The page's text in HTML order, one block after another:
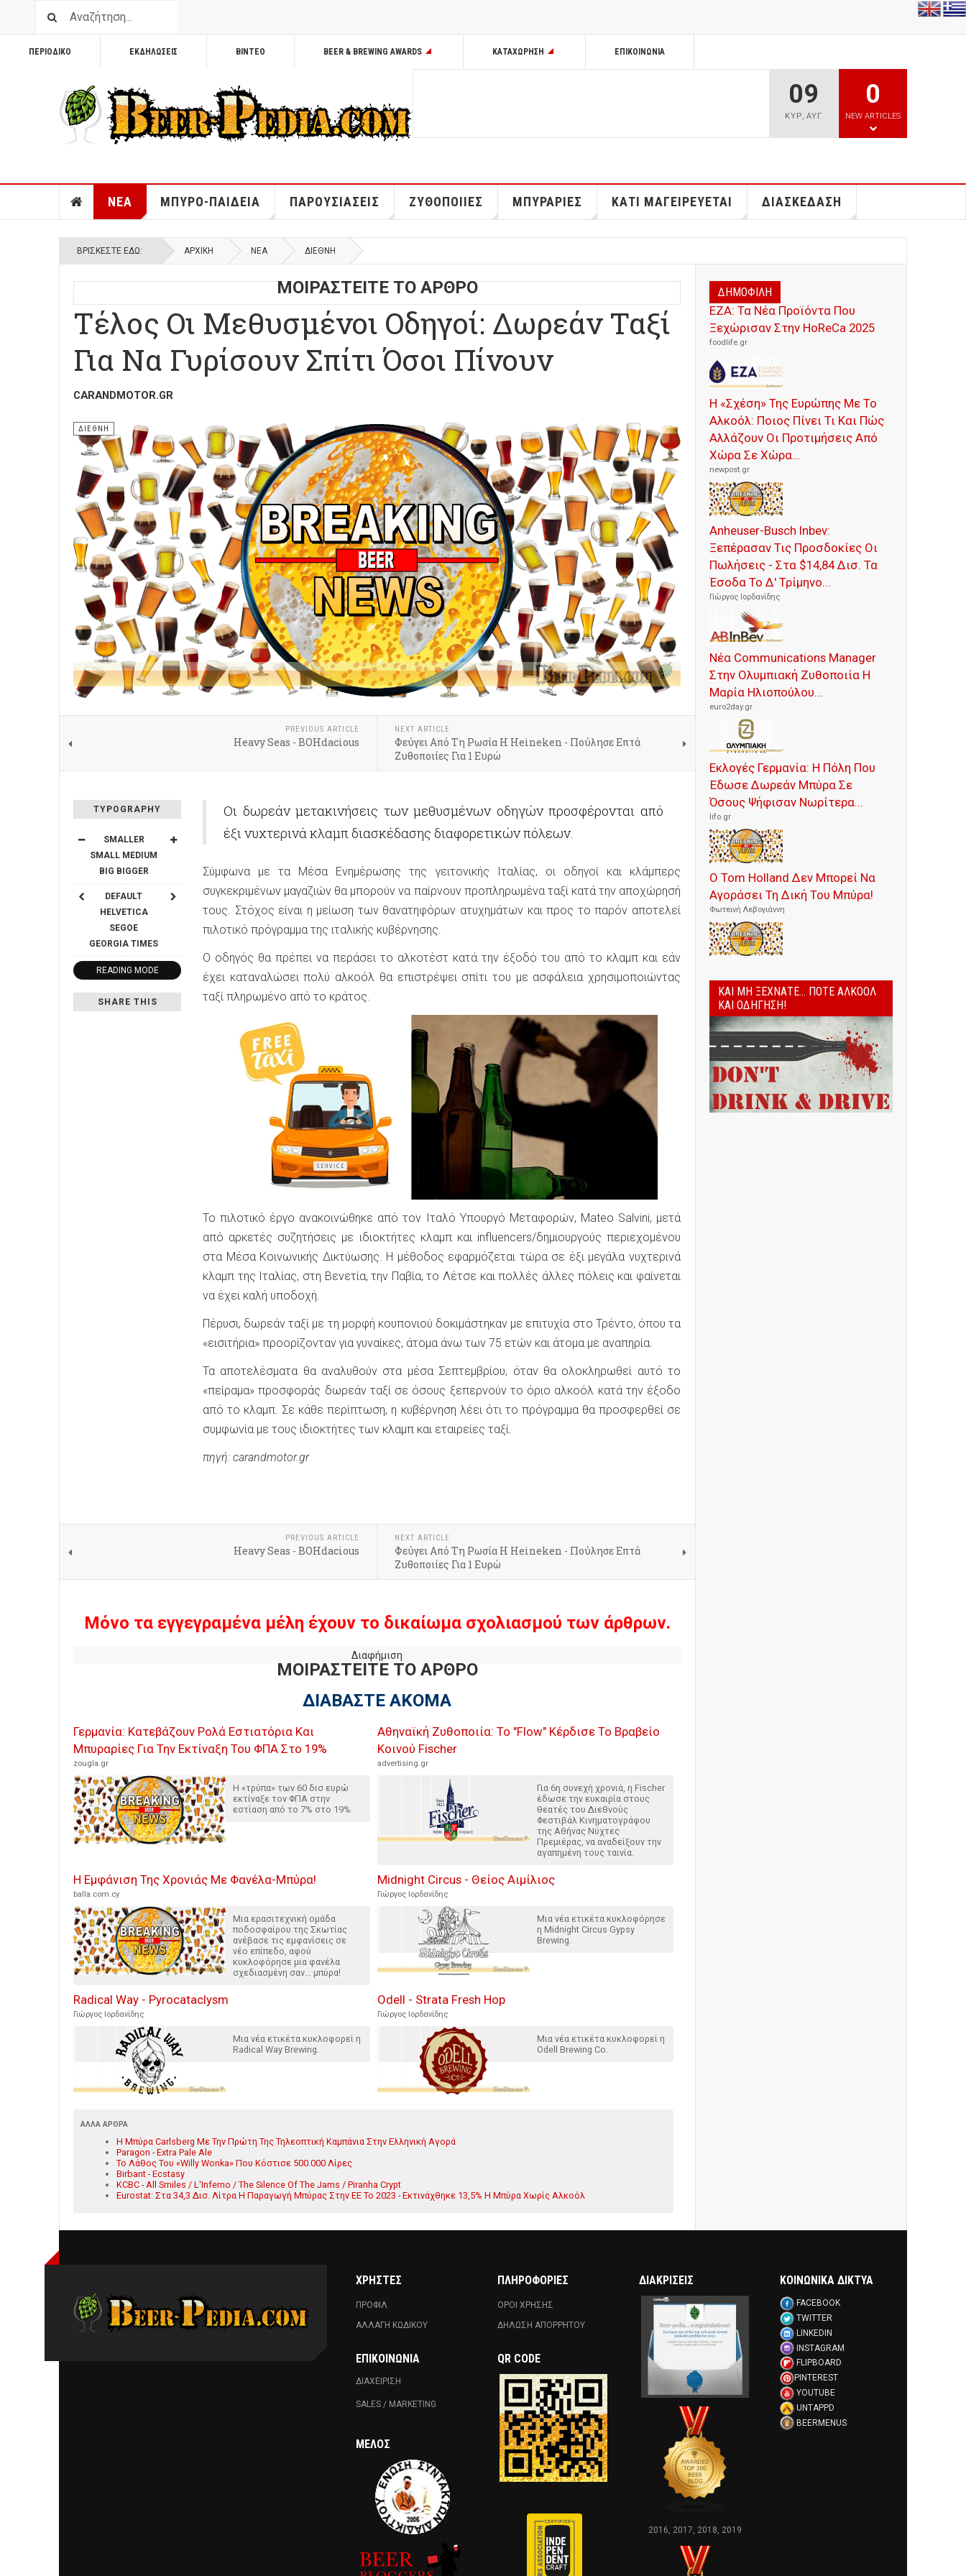
ΠΕΡΙΟΔΙΚΟ ΕΚΔΗΛΩΣΕΙΣ ΒΙΝΤΕΟ BEER & BREWING AWARDS ΚΑΤΑΧΩΡΗΣΗ ΕΠΙΚΟΙΝΩΝΊΑ
09
ΚΥΡ, ΑΥΓ
0
NEW ARTICLES
ΝΕΑ ΜΠΥΡΟ-ΠΑΙΔΕΙΑ ΠΑΡΟΥΣΙΑΣΕΙΣ ΖΥΘΟΠΟΙΙΕΣ ΜΠΥΡΑΡΙΕΣ ΚΑΤΙ ΜΑΓΕΙΡΕΥΕΤΑΙ ΔΙΑΣΚΕΔΑΣΗ
ΒΡΊΣΚΕΣΤΕ ΕΔΏ: ΑΡΧΙΚΉ ΝΕΑ ΔΙΕΘΝΗ
ΜΟΙΡΑΣΤΕΙΤΕ ΤΟ ΑΡΘΡΟ
Τέλος Οι Μεθυσμένοι Οδηγοί: Δωρεάν Ταξί
Για Να Γυρίσουν Σπίτι Όσοι Πίνουν
CARANDMOTOR.GR
ΔΙΕΘΝΗ
PREVIOUS ARTICLE
Heavy Seas - BOHdacious
NEXT ARTICLE
Φεύγει Από Τη Ρωσία Η Heineken - Πούλησε Επτά
Ζυθοποιίες Για 1 Ευρώ
TYPOGRAPHY
SMALLER
SMALL MEDIUM
BIG BIGGER
DEFAULT
HELVETICA
SEGOE
GEORGIA TIMES
READING MODE
SHARE THIS
Οι δωρεάν μετακινήσεις των μεθυσμένων οδηγών προσφέρονται από
έξι νυχτερινά κλαμπ διασκέδασης διαφορετικών πόλεων.
Σύμφωνα με τα Μέσα Ενημέρωσης της γειτονικής Ιταλίας, οι οδηγοί και κλάμπερς
συγκεκριμένων μαγαζιών θα μπορούν να παίρνουν προπληρωμένα ταξί κατά την αποχώρησή
τους. Στόχος είναι η μείωση των θανατηφόρων ατυχημάτων και προς το παρόν αποτελεί
πιλοτικό πρόγραμμα της ιταλικής κυβέρνησης.
Ο οδηγός θα πρέπει να περάσει το αλκοτέστ κατά την έξοδό του από το κλαμπ και εάν
έχει καταναλώσει πολύ αλκοόλ θα επιστρέψει σπίτι του με ασφάλεια χρησιμοποιώντας
ταξί πληρωμένο από το κράτος.
Το πιλοτικό έργο ανακοινώθηκε από τον Ιταλό Υπουργό Μεταφορών, Mateo Salvini, μετά
από αρκετές συζητήσεις με ιδιοκτήτες κλαμπ και influencers/δημιουργούς περιεχομένου
στα Μέσα Κοινωνικής Δικτύωσης. Η μέθοδος εφαρμόζεται τώρα σε έξι μεγάλα νυχτερινά
κλαμπ της Ιταλίας, στη Βενετία, την Παβία, το Λέτσε και πολλές άλλες πόλεις και φαίνεται
να έχει καλή υποδοχή.
Πέρυσι, δωρεάν ταξί με τη μορφή κουπονιού δοκιμάστηκαν με επιτυχία στο Τρέντο, όπου τα
«εισιτήρια» προορίζονταν για γυναίκες, άτομα άνω των 75 ετών και άτομα με αναπηρία.
Τα αποτελέσματα θα αναλυθούν στα μέσα Σεπτεμβρίου, όταν θα ολοκληρωθεί αυτό το
«πείραμα» προσφοράς δωρεάν ταξί σε όσους ξεπερνούν το όριο αλκοόλ κατά την έξοδο
από το κλαμπ. Σε κάθε περίπτωση, η κυβέρνηση λέει ότι το πρόγραμμα θα προσφερθεί σε
συμφωνία με τους ιδιοκτήτες των κλαμπ και εταιρείες ταξί.
πηγή: carandmotor.gr
PREVIOUS ARTICLE
Heavy Seas - BOHdacious
NEXT ARTICLE
Φεύγει Από Τη Ρωσία Η Heineken - Πούλησε Επτά
Ζυθοποιίες Για 1 Ευρώ
Μόνο τα εγγεγραμένα μέλη έχουν το δικαίωμα σχολιασμού των άρθρων.
Διαφήμιση
ΜΟΙΡΑΣΤΕΙΤΕ ΤΟ ΑΡΘΡΟ
ΔΙΑΒΑΣΤΕ ΑΚΟΜΑ
Γερμανία: Κατεβάζουν Ρολά Εστιατόρια Και
Μπυραρίες Για Την Εκτίναξη Του ΦΠΑ Στο 19%
zougla.gr
Η «τρύπα» των 60 δισ ευρώ
εκτίναξε τον ΦΠΑ στην
εστίαση από το 7% στο 19%.
Αθηναϊκή Ζυθοποιία: Το "Flow" Κέρδισε Το Βραβείο
Κοινού Fischer
advertising.gr
Για 6η συνεχή χρονιά, η Fischer
έδωσε την ευκαιρία στους
θεατές του Διεθνούς
Φεστιβάλ Κινηματογράφου
της Αθήνας Νύχτες
Πρεμιέρας, να αναδείξουν την
αγαπημένη τους ταινία.
Η Εμφάνιση Της Χρονιάς Με Φανέλα-Μπύρα!
balla.com.cy
Μια ερασιτεχνική ομάδα
ποδοσφαίρου της Σκωτίας
ανέβασε τις εμφανίσεις σε
νέο επίπεδο, αφού
κυκλοφόρησε μια φανέλα
σχεδιασμένη σαν... μπύρα!
Midnight Circus - Θείος Αιμίλιος
Γιώργος Ιορδανίδης
Μια νέα ετικέτα κυκλοφόρησε
η Midnight Circus Gypsy
Brewing.
Radical Way - Pyrocataclysm
Γιώργος Ιορδανίδης
Μια νέα ετικέτα κυκλοφορεί η
Radical Way Brewing.
Odell - Strata Fresh Hop
Γιώργος Ιορδανίδης
Μια νέα ετικέτα κυκλοφορεί η
Odell Brewing Co.
ΆΛΛΑ ΆΡΘΡΑ
Η Μπύρα Carlsberg Με Την Πρώτη Της Τηλεοπτική Καμπάνια Στην Ελληνική Αγορά
Paragon - Extra Pale Ale
Το Λάθος Του «Willy Wonka» Που Κόστισε 500.000 Λίρες
Birbant - Ecstasy
KCBC - All Smiles / L'Inferno / The Silence Of The Jams / Piranha Crypt
Eurostat: Στα 34,3 Δισ. Λίτρα Η Παραγωγή Μπύρας Στην ΕΕ Το 2023 - Εκτινάχθηκε 13,5% Η Μπύρα Χωρίς Αλκοόλ
ΔΗΜΟΦΙΛΗ
ΕΖΑ: Τα Νέα Προϊόντα Που
Ξεχώρισαν Στην HoReCa 2025
foodlife.gr
Η «Σχέση» Της Ευρώπης Με Το
Αλκοόλ: Ποιος Πίνει Τι Και Πώς
Αλλάζουν Οι Προτιμήσεις Από
Χώρα Σε Χώρα...
newpost.gr
Anheuser-Busch Inbev:
Ξεπέρασαν Τις Προσδοκίες Οι
Πωλήσεις - Στα $14,84 Δισ. Τα
Έσοδα Το Δ' Τρίμηνο...
Γιώργος Ιορδανίδης
Νέα Communications Manager
Στην Ολυμπιακή Ζυθοποιία Η
Μαρία Ηλιοπούλου...
euro2day.gr
Εκλογές Γερμανία: Η Πόλη Που
Έδωσε Δωρεάν Μπύρα Σε
Όσους Ψήφισαν Νωρίτερα...
lifo.gr
Ο Tom Holland Δεν Μπορεί Να
Αγοράσει Τη Δική Του Μπύρα!
Φωτεινή Λεβογιάννη
ΚΑΙ ΜΗ ΞΕΧΝΆΤΕ... ΠΟΤΈ ΑΛΚΟΌΛ
ΚΑΙ ΟΔΉΓΗΣΗ!
ΧΡΗΣΤΕΣ
ΠΡΟΦΙΛ
ΑΛΛΑΓΗ ΚΩΔΙΚΟΥ
ΕΠΙΚΟΙΝΩΝΊΑ
ΔΙΑΧΕΙΡΙΣΗ
SALES / MARKETING
ΜΈΛΟΣ
ΠΛΗΡΟΦΟΡΙΕΣ
ΟΡΟΙ ΧΡΗΣΗΣ
ΔΗΛΩΣΗ ΑΠΟΡΡΗΤΟΥ
QR CODE
ΔΙΑΚΡΊΣΕΙΣ
2016, 2017, 2018, 2019
ΚΟΙΝΩΝΙΚΑ ΔΙΚΤΥΑ
FACEBOOK
TWITTER
LINKEDIN
INSTAGRAM
FLIPBOARD
PINTEREST
YOUTUBE
UNTAPPD
BEERMENUS